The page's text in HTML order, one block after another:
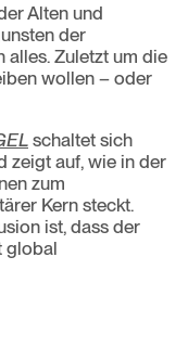
Alten und
der
alles. Zuletzt um die
wollen – oder
schaltet sich
zeigt auf, wie in der
zum
Kern steckt.
ist, dass der
global